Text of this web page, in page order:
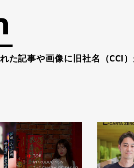
記事や画像に旧社名（CCI）